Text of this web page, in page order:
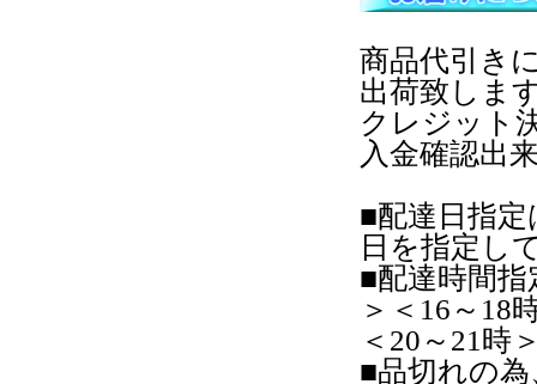
商品代引き
出荷致しま
クレジット
入金確認出
■配達日指
日を指定し
■配達時間指
＞＜16～18
＜20～21時
■品切れの